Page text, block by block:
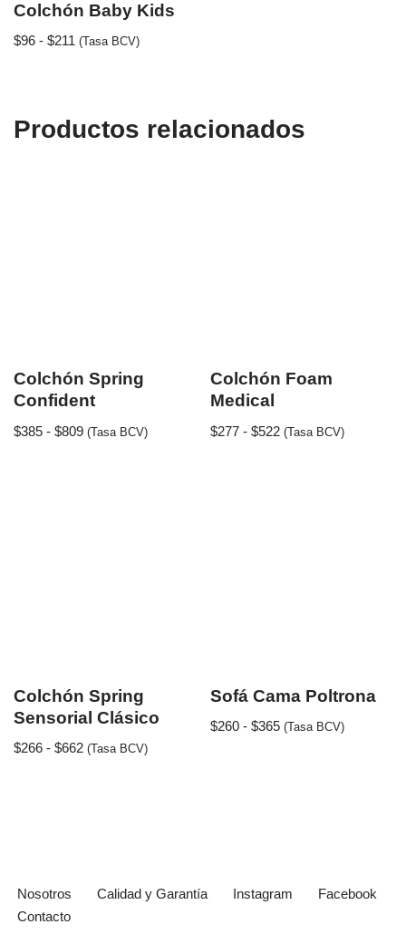
Colchón Baby Kids
$96 - $211 (Tasa BCV)
Productos relacionados
Colchón Spring
Confident
$385 - $809 (Tasa BCV)
Colchón Foam
Medical
$277 - $522 (Tasa BCV)
Colchón Spring
Sensorial Clásico
$266 - $662 (Tasa BCV)
Sofá Cama Poltrona
$260 - $365 (Tasa BCV)
Nosotros Calidad y Garantía Instagram
Facebook
Contacto